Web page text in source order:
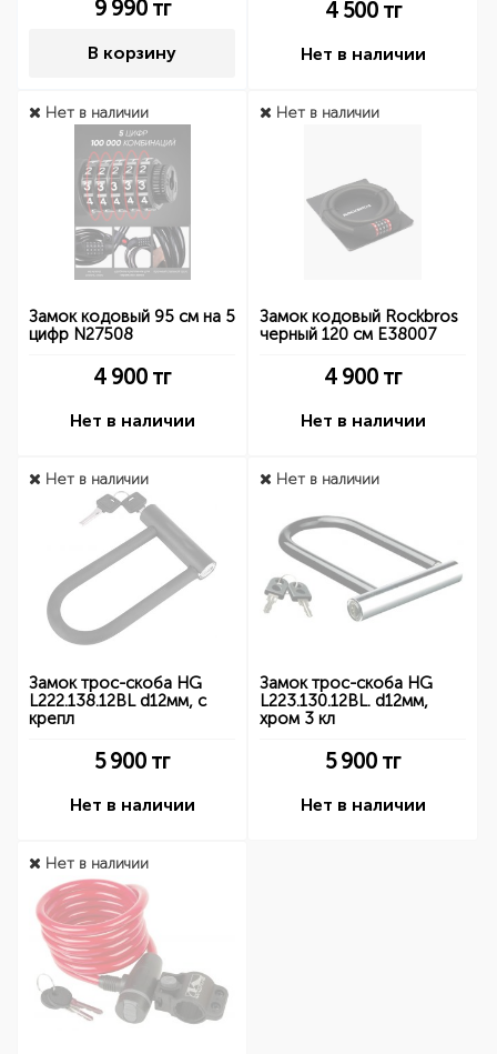
9 990тг
В корзину
4 500тг
Нет в наличии
Нет в наличии
Замок кодовый 95 см на 5
цифр N27508
4 900 тг
Нет в наличии
Нет в наличии
Замок кодовый Rockbros
черный 120 см E38007
4 900 тг
Нет в наличии
Нет в наличии
Замок трос-скоба HG
L222.138.12BL d12мм, с
крепл
5 900 тг
Нет в наличии
Нет в наличии
Замок трос-скоба HG
L223.130.12BL. d12мм,
хром 3 кл
5 900 тг
Нет в наличии
Нет в наличии